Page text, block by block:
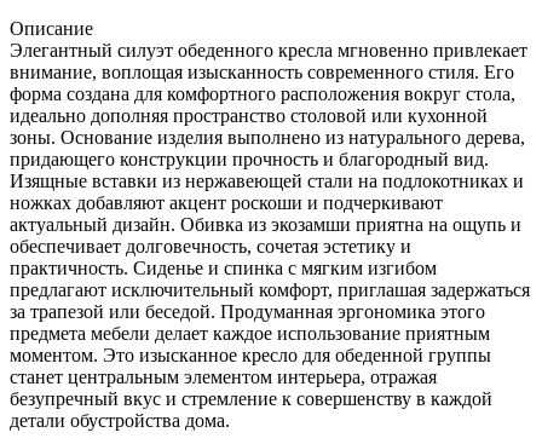
Описание
Элегантный силуэт обеденного кресла мгновенно привлекает
внимание, воплощая изысканность современного стиля. Его
форма создана для комфортного расположения вокруг стола,
идеально дополняя пространство столовой или кухонной
зоны. Основание изделия выполнено из натурального дерева,
придающего конструкции прочность и благородный вид.
Изящные вставки из нержавеющей стали на подлокотниках и
ножках добавляют акцент роскоши и подчеркивают
актуальный дизайн. Обивка из экозамши приятна на ощупь и
обеспечивает долговечность, сочетая эстетику и
практичность. Сиденье и спинка с мягким изгибом
предлагают исключительный комфорт, приглашая задержаться
за трапезой или беседой. Продуманная эргономика этого
предмета мебели делает каждое использование приятным
моментом. Это изысканное кресло для обеденной группы
станет центральным элементом интерьера, отражая
безупречный вкус и стремление к совершенству в каждой
детали обустройства дома.